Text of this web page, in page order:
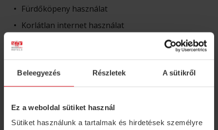
Beleegyezés Részletek A sütikről
Ez a weboldal sütiket használ
Sütiket használunk a tartalmak és hirdetések személyre
Fürdőköpeny használat
Korlátlan internet használat
Elektromos autó feltöltési lehetőség és díjmentes
parkolás